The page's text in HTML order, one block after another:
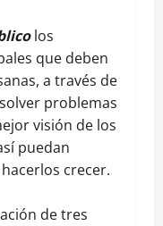
los
que deben
a través de
problemas
visión de los
puedan
crecer.
de tres